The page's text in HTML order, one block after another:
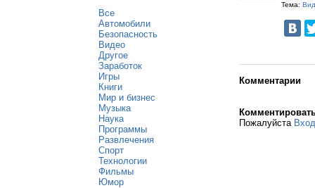
Все
Автомобили
Безопасность
Видео
Другое
Заработок
Игры
Книги
Мир и бизнес
Музыка
Наука
Программы
Развлечения
Спорт
Технологии
Фильмы
Юмор
Тема:
Комментарии
Пожалуйста Вход